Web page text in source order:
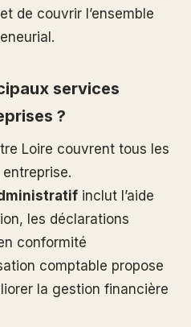
de couvrir l’ensemble
services
?
Loire couvrent tous les
inclut l’aide
les déclarations
conformité
comptable propose
la gestion financière